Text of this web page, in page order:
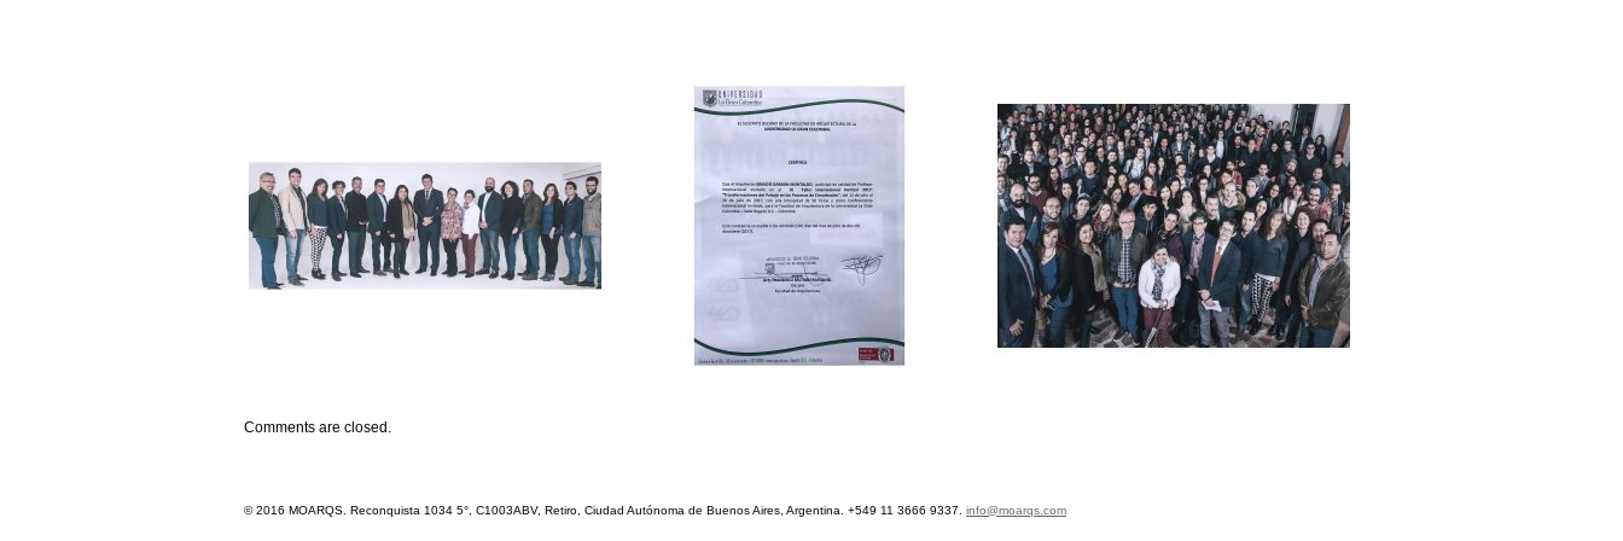
Comments are closed.
© 2016 MOARQS. Reconquista 1034 5°, C1003ABV, Retiro, Ciudad Autónoma de Buenos Aires, Argentina. +549 11 3666 9337. info@moarqs.com